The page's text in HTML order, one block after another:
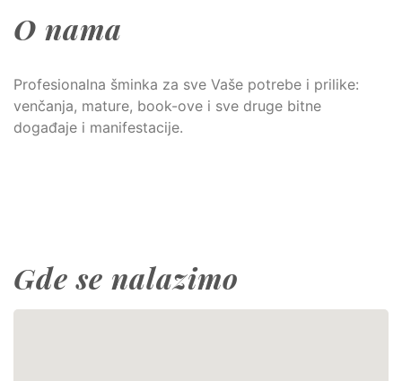
O nama
Profesionalna šminka za sve Vaše potrebe i prilike:
venčanja, mature, book-ove i sve druge bitne
događaje i manifestacije.
Gde se nalazimo